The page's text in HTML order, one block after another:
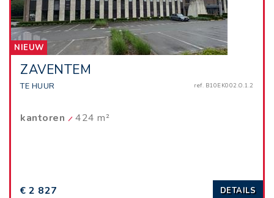
NIEUW
ZAVENTEM
TE HUUR ref. B10EK002.O.1.2
kantoren 424 m²
€ 2 827 DETAILS